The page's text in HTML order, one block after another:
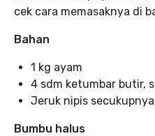
cek cara memasaknya di
Bahan
1 kg ayam
4 sdm ketumbar butir,
Jeruk nipis
Bumbu halus